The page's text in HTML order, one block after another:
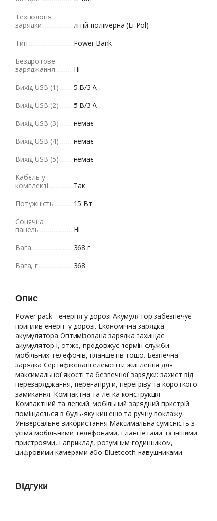
Технологія
зарядки
літій-полімерна (Li-Pol)
Тип
Power Bank
Бездротове
заряджання
Ні
Вихід USB (1)
5 В/3 А
Вихід USB (2)
5 В/3 А
Вихід USB (3)
немає
Вихід USB (4)
немає
Вихід USB (5)
немає
Кабель у
комплекті
Так
Потужність
15 Вт
Сонячна
панель
Ні
Вага
368 г
Вага, г
368
Опис
Power pack - енергія у дорозі Акумулятор забезпечує
приплив енергії у дорозі. Економічна зарядка
акумулятора Оптимізована зарядка захищає
акумулятор і, отже, продовжує термін служби
мобільних телефонів, планшетів тощо. Безпечна
зарядка Сертифіковані елементи живлення для
максимальної якості та безпечної зарядки: захист від
перезаряджання, перенапруги, перегріву та короткого
замикання. Компактна та легка конструкція
Компактний та легкий: мобільний зарядний пристрій
поміщається в будь-яку кишеню та ручну поклажу.
Універсальне використання Максимальна сумісність з
усіма мобільними телефонами, планшетами та іншими
пристроями, наприклад, розумним годинником,
цифровими камерами або Bluetooth-навушниками.
Відгуки